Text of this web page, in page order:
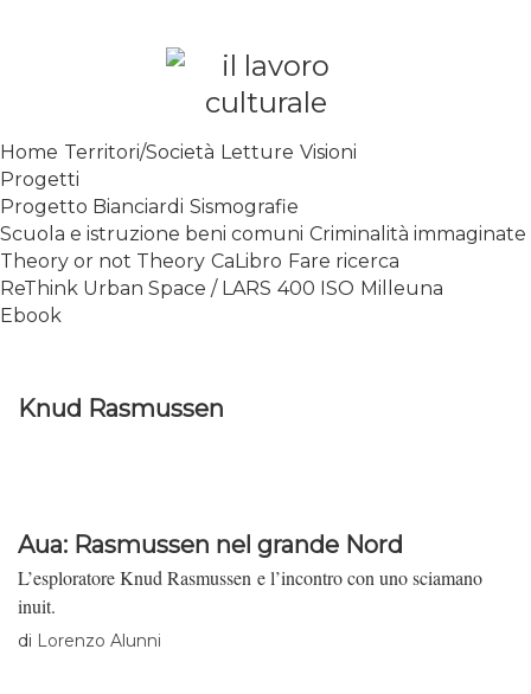
SPALANCARE LE FINESTRE DEI
CONTEMPORANEO
Home Territori/Società Letture Visioni
Progetti
Progetto Bianciardi Sismografie
Scuola e istruzione beni comuni Criminalità immaginate
Theory or not Theory CaLibro Fare ricerca
ReThink Urban Space / LARS 400 ISO Milleuna
Ebook
Knud Rasmussen
Aua: Rasmussen nel grande Nord
L’esploratore Knud Rasmussen e l’incontro con uno sciamano
inuit.
di Lorenzo Alunni